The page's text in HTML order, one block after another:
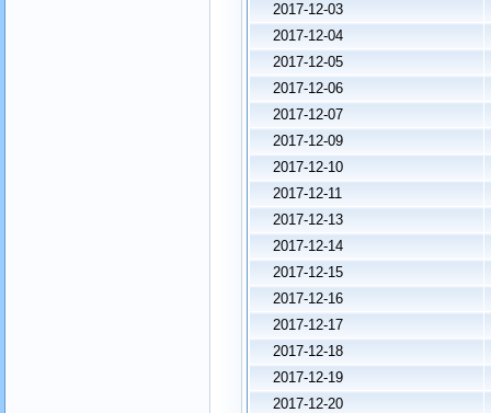
2017-12-03
2017-12-04
2017-12-05
2017-12-06
2017-12-07
2017-12-09
2017-12-10
2017-12-11
2017-12-13
2017-12-14
2017-12-15
2017-12-16
2017-12-17
2017-12-18
2017-12-19
2017-12-20